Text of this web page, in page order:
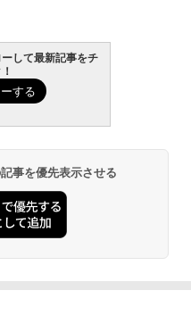
して最新記事をチ
事を優先表示させる